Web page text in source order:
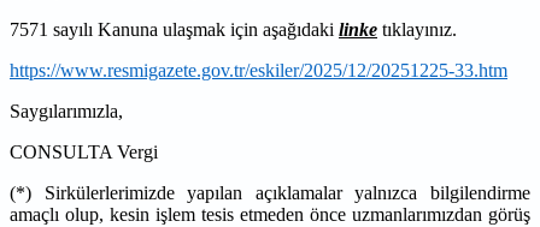
7571 sayılı Kanuna ulaşmak için aşağıdaki linke tıklayınız.
https://www.resmigazete.gov.tr/eskiler/2025/12/20251225-33.htm
Saygılarımızla,
CONSULTA Vergi
(*) Sirkülerlerimizde yapılan açıklamalar yalnızca bilgilendirme
amaçlı olup, kesin işlem tesis etmeden önce uzmanlarımızdan görüş